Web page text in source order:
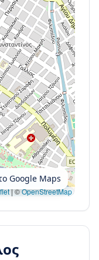
|©OpenStreetMap
Google Maps